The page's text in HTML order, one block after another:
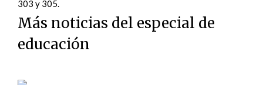
303 y 305.
Más noticias del especial de
educación